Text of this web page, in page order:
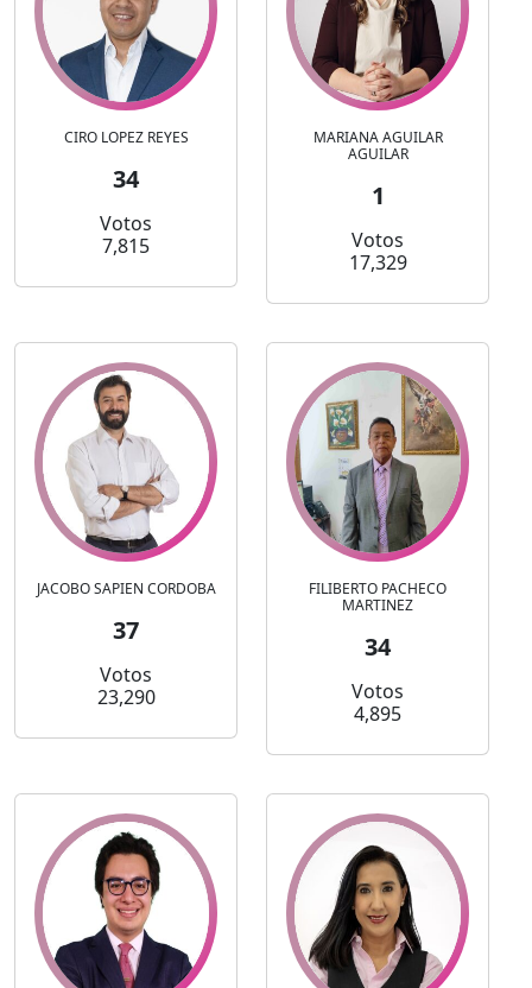
CIRO LOPEZ REYES
34
Votos
7,815
MARIANA AGUILAR
AGUILAR
1
Votos
17,329
JACOBO SAPIEN CORDOBA
37
Votos
23,290
FILIBERTO PACHECO
MARTINEZ
34
Votos
4,895